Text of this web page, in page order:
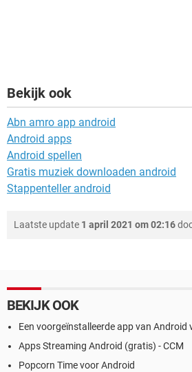
Bekijk ook
Abn amro app android
Android apps
Android spellen
Gratis muziek downloaden android
Stappenteller android
Laatste update 1 april 2021 om 02:16
BEKIJK OOK
Een voorgeïnstalleerde app van Android
Apps Streaming Android (gratis) - CCM
Popcorn Time voor Android